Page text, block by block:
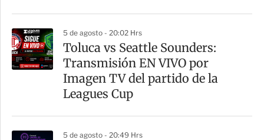
5 de agosto - 20:02 Hrs
Toluca vs Seattle Sounders:
Transmisión EN VIVO por
Imagen TV del partido de la
Leagues Cup
5 de agosto - 20:49 Hrs